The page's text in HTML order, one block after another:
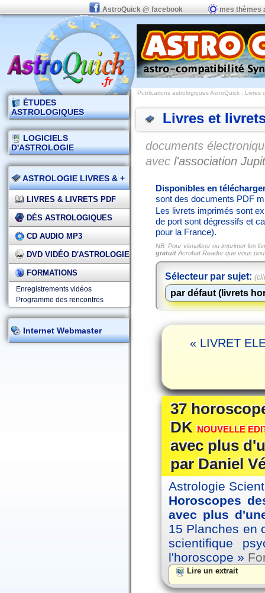
AstroQuick @ facebook mes thèmes
ÉTUDES
ASTROLOGIQUES
LOGICIELS
D'ASTROLOGIE
ASTROLOGIE LIVRES & +
LIVRES & LIVRETS PDF
DÉS ASTROLOGIQUES
CD AUDIO MP3
DVD VIDÉO D'ASTROLOGIE
FORMATIONS
Enregistrements vidéos
Programme des rencontres
Internet Webmaster
Publications astrologiques AstroQuick : Livres
Livres et
documents
avec l'association
Disponibles en
sont des documents PDF
Les livrets imprimés sont
de port sont dégressifs et
pour la France).
NB: Pour visualiser ou imprimer les
gratuit Acrobat Reader que vous
Sélecteur par sujet:
« LIVRET
37
DKNOUVELLE
avec plus
par Daniel
Astrologie
Horoscopes
avec plus
15 Planches en
scientifique
l'horoscope »
Lire un extrait